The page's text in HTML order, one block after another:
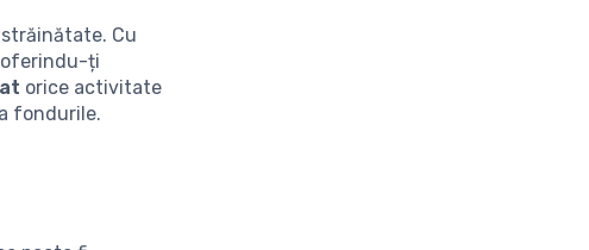
Cu
oferindu-ți
orice activitate
fondurile.